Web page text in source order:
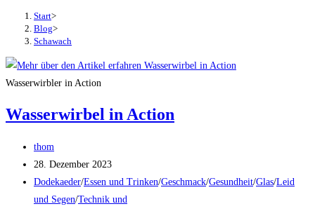
Start>
Blog>
Schawach
Wasserwirbler in Action
Wasserwirbel in Action
Beitrags-
Autor:
thom
Beitrag
veröffentlicht:
28. Dezember 2023
Beitrags-
Kategorie:
Dodekaeder/Essen und Trinken/Geschmack/Gesundheit/Glas/Leid
und Segen/Technik und